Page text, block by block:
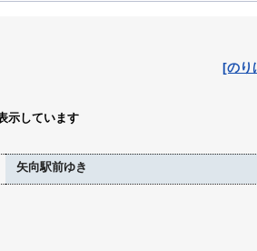
[のり
示しています
矢向駅前ゆき